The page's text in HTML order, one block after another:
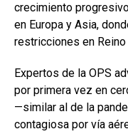
crecimiento
en Europa y Asia,
restricciones en Reino
Expertos de la OPS
por primera vez en
—similar al de la
contagiosa por vía